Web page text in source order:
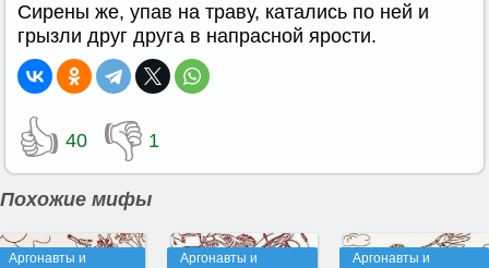
Сирены же, упав на траву, катались по ней и
грызли друг друга в напрасной ярости.
👍 40 👎 1
Похожие мифы
Аргонавты и
Аргонавты и
Аргонавты и